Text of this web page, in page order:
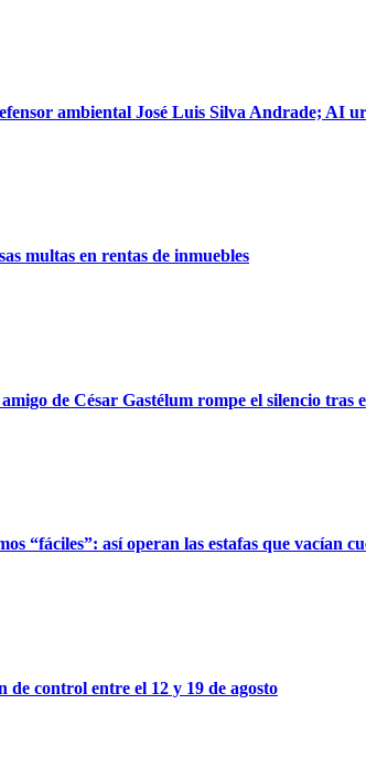
ambiental José Luis Silva Andrade; AI
multas en rentas de inmuebles
de César Gastélum rompe el silencio tras
“fáciles”: así operan las estafas que vacían
control entre el 12 y 19 de agosto